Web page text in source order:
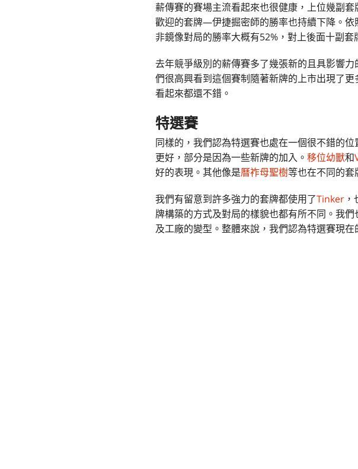
薪傳賽的賽場主流看起來也很健康，上位幾副
歡迎的套牌—伊捷掘密師的勝率也持續下降。依
非鏡像對局的勝率大概有52%，對上後面十副套
去年競爭級別的薪傳賽多了幾張新的且具影響力
們很高興看到這個賽制隨著新牌的上市出現了
看起來都還不錯。
特選賽
同樣的，我們認為特選賽也處在一個很不錯的位
更好，部分是因為一些新牌的加入。 移位幼獸和
好的表現。其他像是曆祚母聖樹等也在不同的套
我們有留意到許多強力的套牌都使用了Tinker
牌構築的方式及對局的樣貌也都有所不同。我
及工廠的變型。整體來說，我們認為特選賽現